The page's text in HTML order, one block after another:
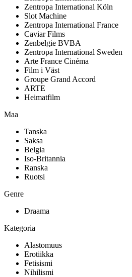
Zentropa International Köln
Slot Machine
Zentropa International France
Caviar Films
Zenbelgie BVBA
Zentropa International Sweden
Arte France Cinéma
Film i Väst
Groupe Grand Accord
ARTE
Heimatfilm
Maa
Tanska
Saksa
Belgia
Iso-Britannia
Ranska
Ruotsi
Genre
Draama
Kategoria
Alastomuus
Erotiikka
Fetisismi
Nihilismi